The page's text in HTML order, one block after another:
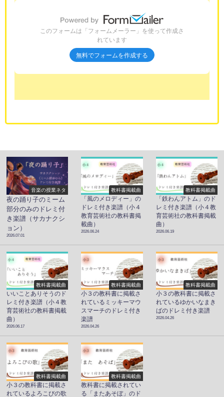
音楽の授業ネタ
夜の踊り子のミーム
部分のみのドレミ付
き楽譜（サカナクシ
ョン）
2026.07.01
教科書掲載曲
「風のメロディー」の
ドレミ付き楽譜（小４
教育芸術社の教科書掲
載曲）
2026.06.24
教科書掲載曲
「鉄わんアトム」のド
レミ付き楽譜（小４教
育芸術社の教科書掲載
曲）
2026.06.19
教科書掲載曲
いいことありそうのド
レミ付き楽譜（小４教
育芸術社の教科書掲載
曲）
2026.06.17
教科書掲載曲
小３の教科書に掲載さ
れているミッキーマウ
スマーチのドレミ付き
楽譜
2026.04.26
教科書掲載曲
小３の教科書に掲載さ
れているゆかいなまき
ばのドレミ付き楽譜
2026.04.26
教科書掲載曲
小３の教科書に掲載さ
れているよろこびの歌
教科書掲載曲
教科書に掲載されてい
る「またあそぼ」のド